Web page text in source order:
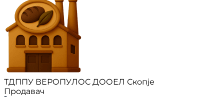
ТДППУ ВЕРОПУЛОС ДООЕЛ Скопје
Продавач